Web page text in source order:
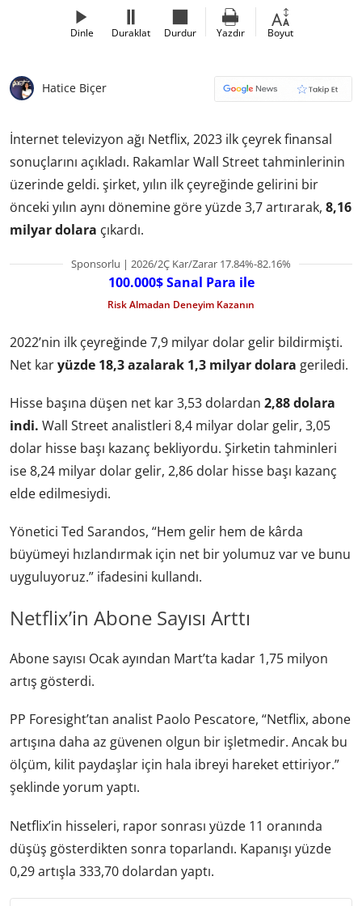
Dinle Duraklat Durdur Yazdır Boyut
Hatice Biçer
İnternet televizyon ağı Netflix, 2023 ilk çeyrek finansal
sonuçlarını açıkladı. Rakamlar Wall Street tahminlerinin
üzerinde geldi. şirket, yılın ilk çeyreğinde gelirini bir
önceki yılın aynı dönemine göre yüzde 3,7 artırarak, 8,16
milyar dolara çıkardı.
Sponsorlu | 2026/2Ç Kar/Zarar 17.84%-82.16%
100.000$ Sanal Para ile
Risk Almadan Deneyim Kazanın
2022’nin ilk çeyreğinde 7,9 milyar dolar gelir bildirmişti.
Net karyüzde 18,3 azalarak 1,3 milyar dolara geriledi.
Hisse başına düşen net kar 3,53 dolardan 2,88 dolara
indi. Wall Street analistleri 8,4 milyar dolar gelir, 3,05
dolar hisse başı kazanç bekliyordu. Şirketin tahminleri
ise 8,24 milyar dolar gelir, 2,86 dolar hisse başı kazanç
elde edilmesiydi.
Yönetici Ted Sarandos, “Hem gelir hem de kârda
büyümeyi hızlandırmak için net bir yolumuz var ve bunu
uyguluyoruz.” ifadesini kullandı.
Netflix’in Abone Sayısı Arttı
Abone sayısı Ocak ayından Mart’ta kadar 1,75 milyon
artış gösterdi.
PP Foresight’tan analist Paolo Pescatore, “Netflix, abone
artışına daha az güvenen olgun bir işletmedir. Ancak bu
ölçüm, kilit paydaşlar için hala ibreyi hareket ettiriyor.”
şeklinde yorum yaptı.
Netflix’in hisseleri, rapor sonrası yüzde 11 oranında
düşüş gösterdikten sonra toparlandı. Kapanışı yüzde
0,29 artışla 333,70 dolardan yaptı.